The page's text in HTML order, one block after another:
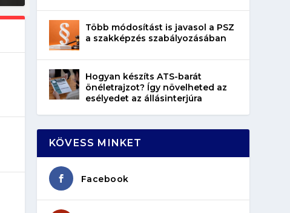
Több módosítást is javasol a PSZ
a szakképzés szabályozásában
Hogyan készíts ATS-barát
önéletrajzot? Így növelheted az
esélyedet az állásinterjúra
KÖVESS MINKET
Facebook